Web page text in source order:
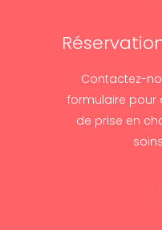
Contactez-
formulaire pour
de prise en